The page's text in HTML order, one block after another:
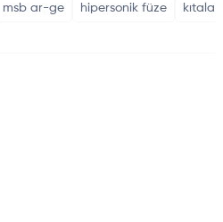
msb ar-ge hipersonik füze